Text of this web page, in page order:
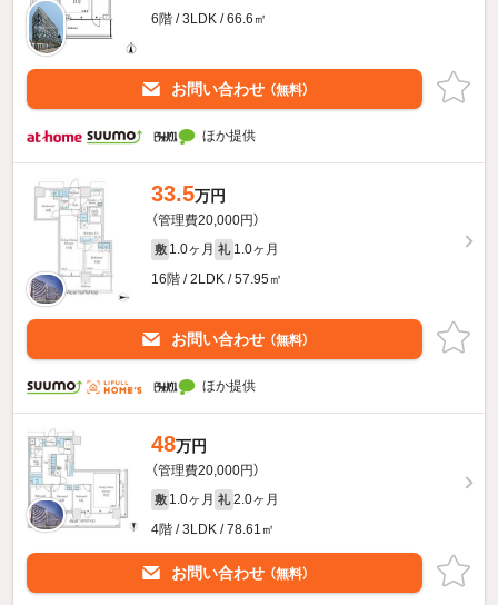
6階 / 3LDK / 66.6㎡
お問い合わせ （無料）
ほか提供
33.5万円
（管理費20,000円）
敷 1.0ヶ月 礼 1.0ヶ月
16階 / 2LDK / 57.95㎡
お問い合わせ （無料）
ほか提供
48万円
（管理費20,000円）
敷 1.0ヶ月 礼 2.0ヶ月
4階 / 3LDK / 78.61㎡
お問い合わせ （無料）